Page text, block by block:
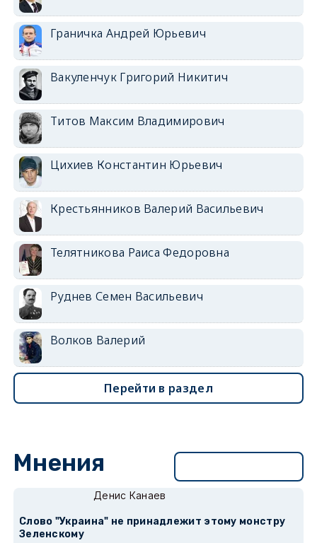
Граничка Андрей Юрьевич
Вакуленчук Григорий Никитич
Титов Максим Владимирович
Цихиев Константин Юрьевич
Крестьянников Валерий Васильевич
Телятникова Раиса Федоровна
Руднев Семен Васильевич
Волков Валерий
Перейти в раздел
Мнения
Денис Канаев
Слово "Украина" не принадлежит этому монстру
Зеленскому